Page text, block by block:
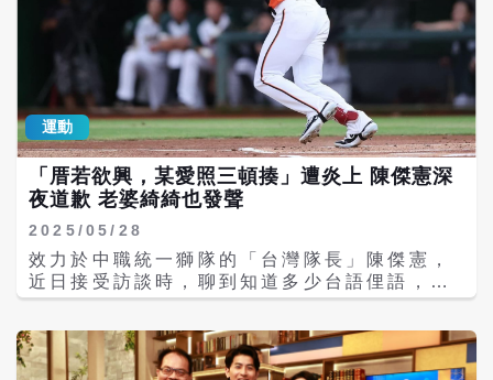
運動
「厝若欲興，某愛照三頓揍」遭炎上 陳傑憲深
夜道歉 老婆綺綺也發聲
2025/05/28
效力於中職統一獅隊的「台灣隊長」陳傑憲，
近日接受訪談時，聊到知道多少台語俚語，竟
脫口「厝若欲興，某愛照三頓揍」，影片在網
憲27日深夜發文道歉，反省自己失言，以及意
識到未來開玩笑也要守分寸，並強調「從未對